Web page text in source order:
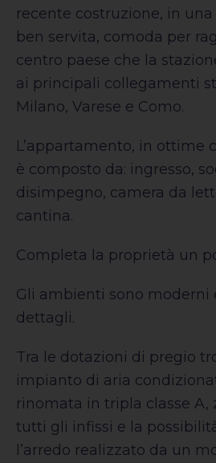
recente costruzione, in
ben servita, comoda per
centro paese che la
ai principali collegamenti
Milano, Varese e Como.
L’appartamento, in ottime
è composto da: ingresso,
disimpegno, camera da
cantina.
Completa la proprietà un
Gli ambienti sono moderni
dettagli.
Tra le dotazioni di pregio
impianto di aria
rinomata in tripla classe A,
tutti gli infissi e la
l’arredo realizzato da un